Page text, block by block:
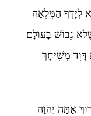
לְיָדְךָ הַמְּלֵאָה
נֵבוֹשׁ בָּעוֹלָם
דָּוִד מְשִׁיחָךְ
אַתָּה יְהֹוָה